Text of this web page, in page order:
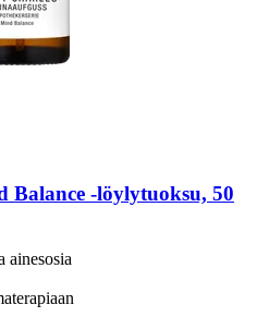
Balance -​löylytuoksu, 50
ainesosia